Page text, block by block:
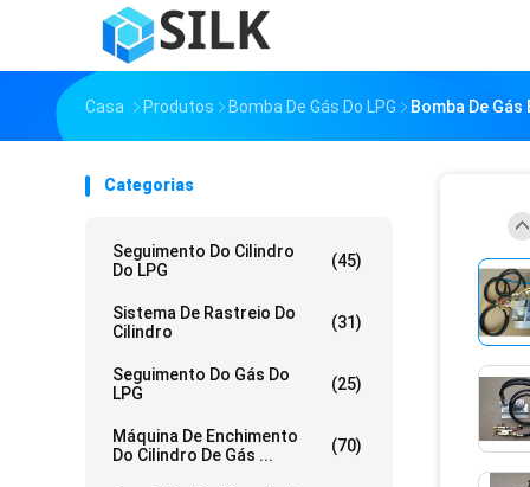
Casa Produtos Bomba De Gás Do LPG Bomba De Gás
Categorias
Seguimento Do Cilindro
Do LPG
(45)
Sistema De Rastreio Do
Cilindro
(31)
Seguimento Do Gás Do
LPG
(25)
Máquina De Enchimento
Do Cilindro De Gás ...
(70)